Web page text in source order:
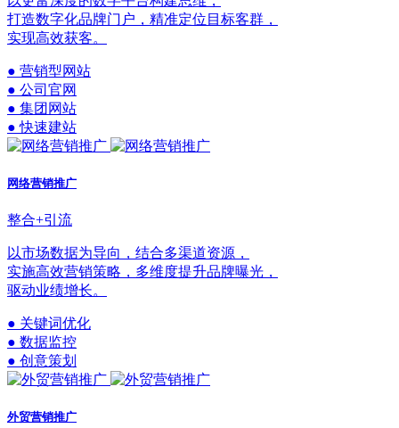
打造数字化品牌门户，精准定位目标客群，
实现高效获客。
● 营销型网站
● 公司官网
● 集团网站
● 快速建站
网络营销推广
整合+引流
以市场数据为导向，结合多渠道资源，
实施高效营销策略，多维度提升品牌曝光，
驱动业绩增长。
● 关键词优化
● 数据监控
● 创意策划
外贸营销推广